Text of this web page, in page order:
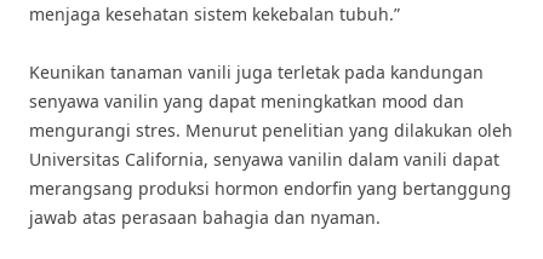
menjaga kesehatan sistem kekebalan tubuh.”
Keunikan tanaman vanili juga terletak pada kandungan
senyawa vanilin yang dapat meningkatkan mood dan
mengurangi stres. Menurut penelitian yang dilakukan oleh
Universitas California, senyawa vanilin dalam vanili dapat
merangsang produksi hormon endorfin yang bertanggung
jawab atas perasaan bahagia dan nyaman.